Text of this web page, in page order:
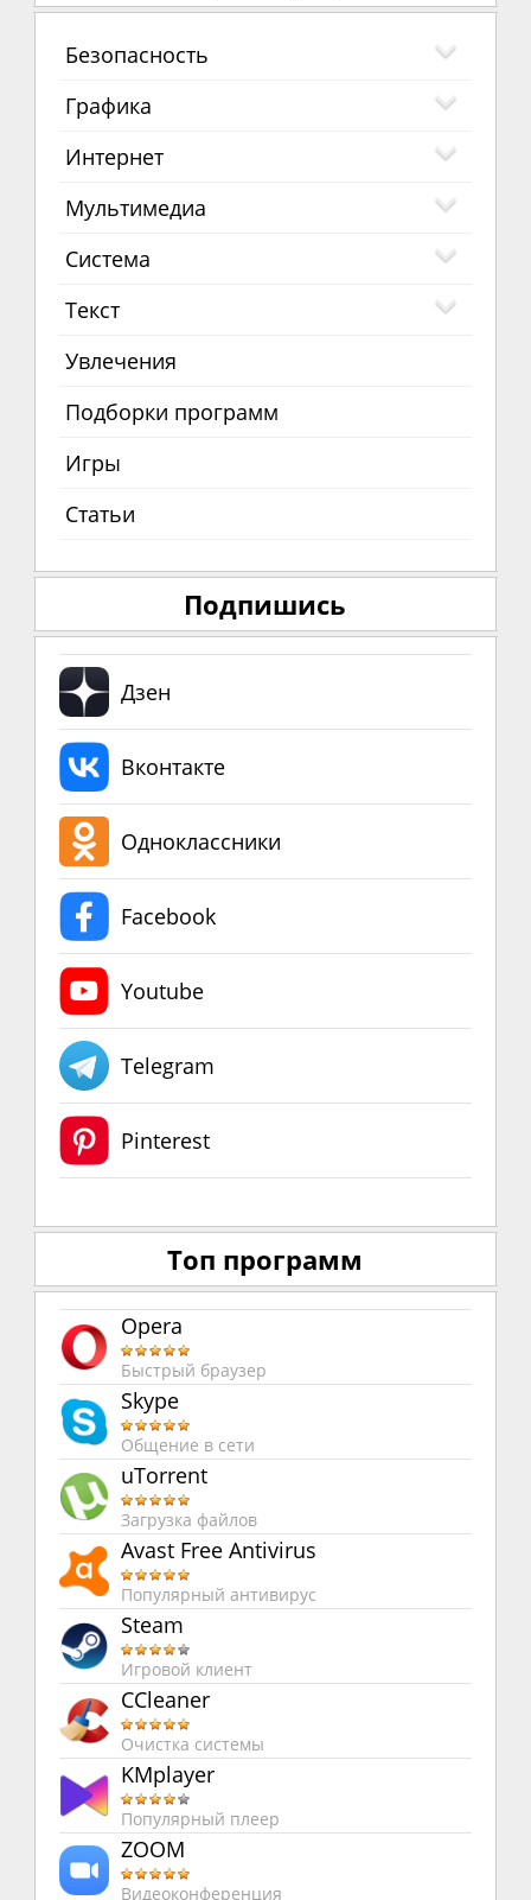
Безопасность
Графика
Интернет
Мультимедиа
Система
Текст
Увлечения
Подборки программ
Игры
Статьи
Подпишись
Дзен
Вконтакте
Одноклассники
Facebook
Youtube
Telegram
Pinterest
Топ программ
Opera
Быстрый браузер
Skype
Общение в сети
uTorrent
Загрузка файлов
Avast Free Antivirus
Популярный антивирус
Steam
Игровой клиент
CCleaner
Очистка системы
KMplayer
Популярный плеер
ZOOM
Видеоконференция